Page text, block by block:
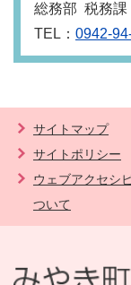
総務部 税務課
TEL： 0942-
サイトマップ
サイトポリシー
ウェブアクセシ
ついて